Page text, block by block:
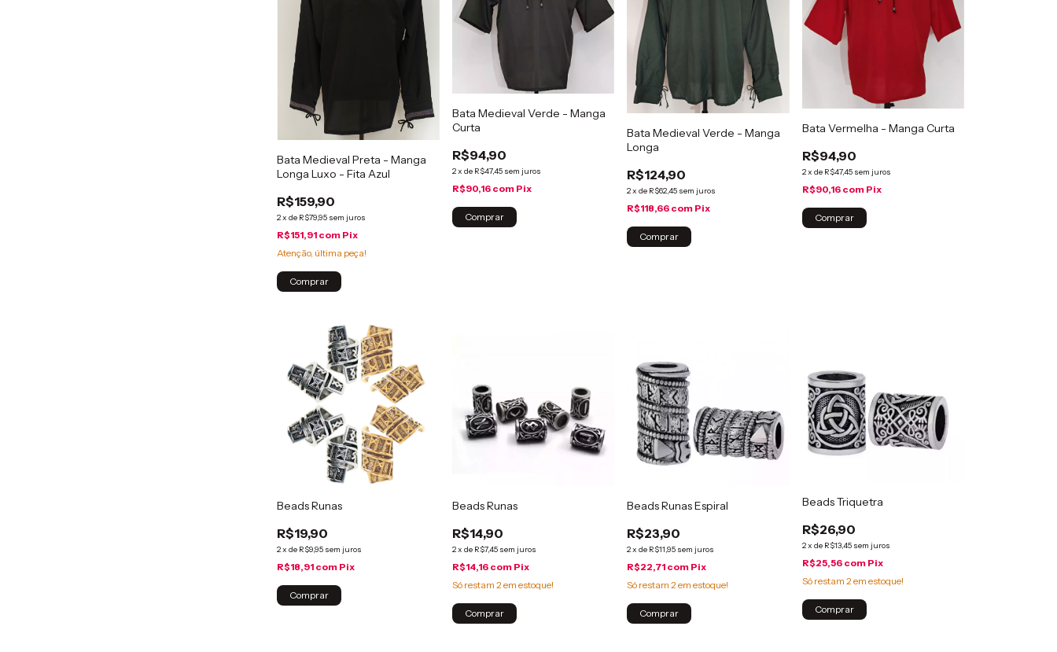
Bata Medieval Preta - Manga
Longa Luxo - Fita Azul
R$159,90
2xde R$79,95 sem juros
R$151,91 com Pix
Atenção, última peça!
Bata Medieval Verde - Manga
Curta
R$94,90
2x de R$47,45 sem juros
R$90,16 com Pix
Bata Medieval Verde - Manga
Longa
R$124,90
2xde R$62,45 sem juros
R$118,66 com Pix
Bata Vermelha - Manga Curta
R$94,90
2x de R$47,45 sem juros
R$90,16 com Pix
Beads Runas
R$19,90
2xde R$9,95 sem juros
R$18,91 com Pix
Comprar
Beads Runas
R$14,90
2x de R$7,45 sem juros
R$14,16 com Pix
Só restam 2 em estoque!
Comprar
Beads Runas Espiral
R$23,90
2xde R$11,95 sem juros
R$22,71 com Pix
Só restam2 em estoque!
Beads Triquetra
R$26,90
2x de R$13,45 sem juros
R$25,56 com Pix
Só restam 2em estoque!